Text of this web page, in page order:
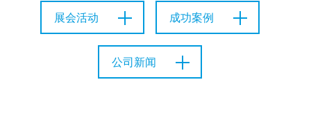
展会活动 成功案例
公司新闻